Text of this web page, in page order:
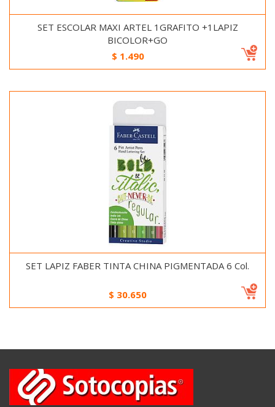
SET ESCOLAR MAXI ARTEL 1GRAFITO +1LAPIZ
BICOLOR+GO
$ 1.490
SET LAPIZ FABER TINTA CHINA PIGMENTADA 6 Col.
$ 30.650